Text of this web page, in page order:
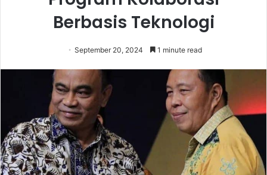
Berbasis Teknologi
September 20, 2024 1 minute read